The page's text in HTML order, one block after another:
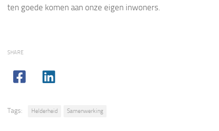
ten goede komen aan onze eigen inwoners.
SHARE
Tags: Helderheid Samenwerking